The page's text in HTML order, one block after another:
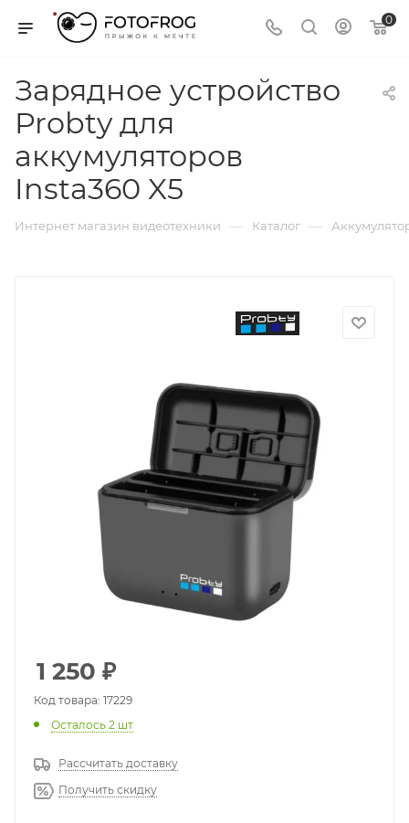
0
Зарядное устройство
Probty для
аккумуляторов
Insta360 X5
Интернет магазин видеотехники — Каталог —
1 250 ₽
Код товара: 17229
Осталось 2 шт
Рассчитать доставку
Получить скидку